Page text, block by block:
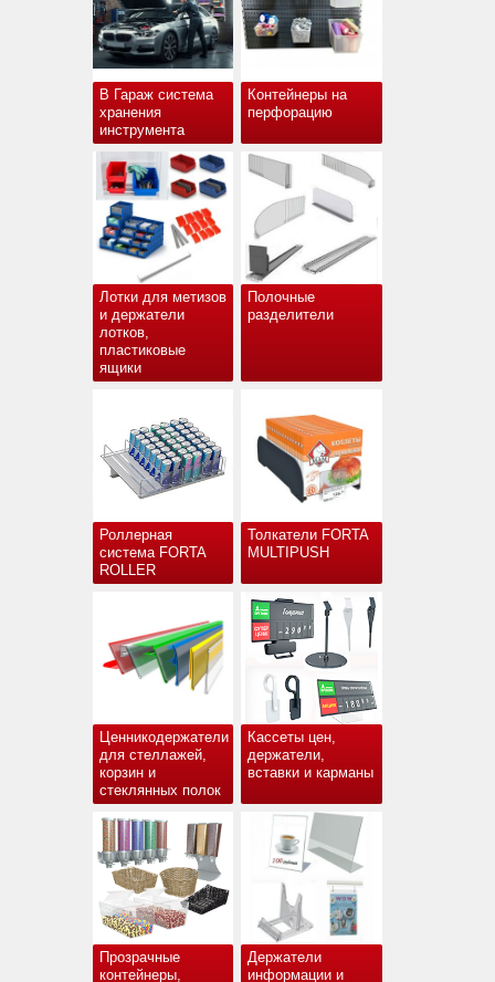
В Гараж система
хранения
инструмента
Контейнеры на
перфорацию
Лотки для метизов
и держатели
лотков,
пластиковые
ящики
Полочные
разделители
Роллерная
система FORTA
ROLLER
Толкатели FORTA
MULTIPUSH
Ценникодержатели
для стеллажей,
корзин и
стеклянных полок
Кассеты цен,
держатели,
вставки и карманы
Прозрачные
контейнеры,
Держатели
информации и